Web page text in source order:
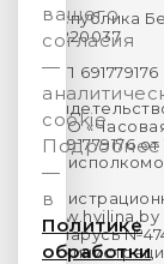
Республика
16, 220037
УНП 691779176
ООО
№691779176
Беларусь
вашего
согласия
—
cookie.
Подробнее
—
в
Политике
обработки